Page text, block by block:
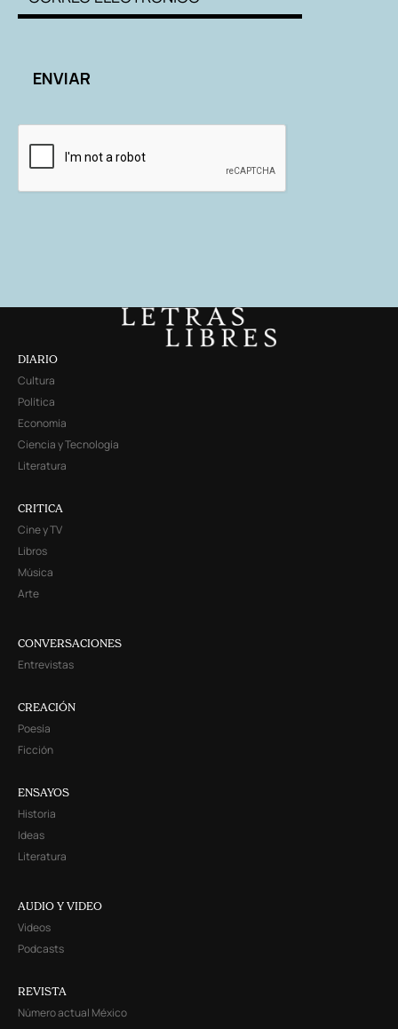
DIARIO
Cultura
Política
Economía
Ciencia y Tecnología
Literatura
CRITICA
Cine y TV
Libros
Música
Arte
CONVERSACIONES
Entrevistas
CREACIÓN
Poesía
Ficción
ENSAYOS
Historia
Ideas
Literatura
AUDIO Y VIDEO
Videos
Podcasts
REVISTA
Número actual México